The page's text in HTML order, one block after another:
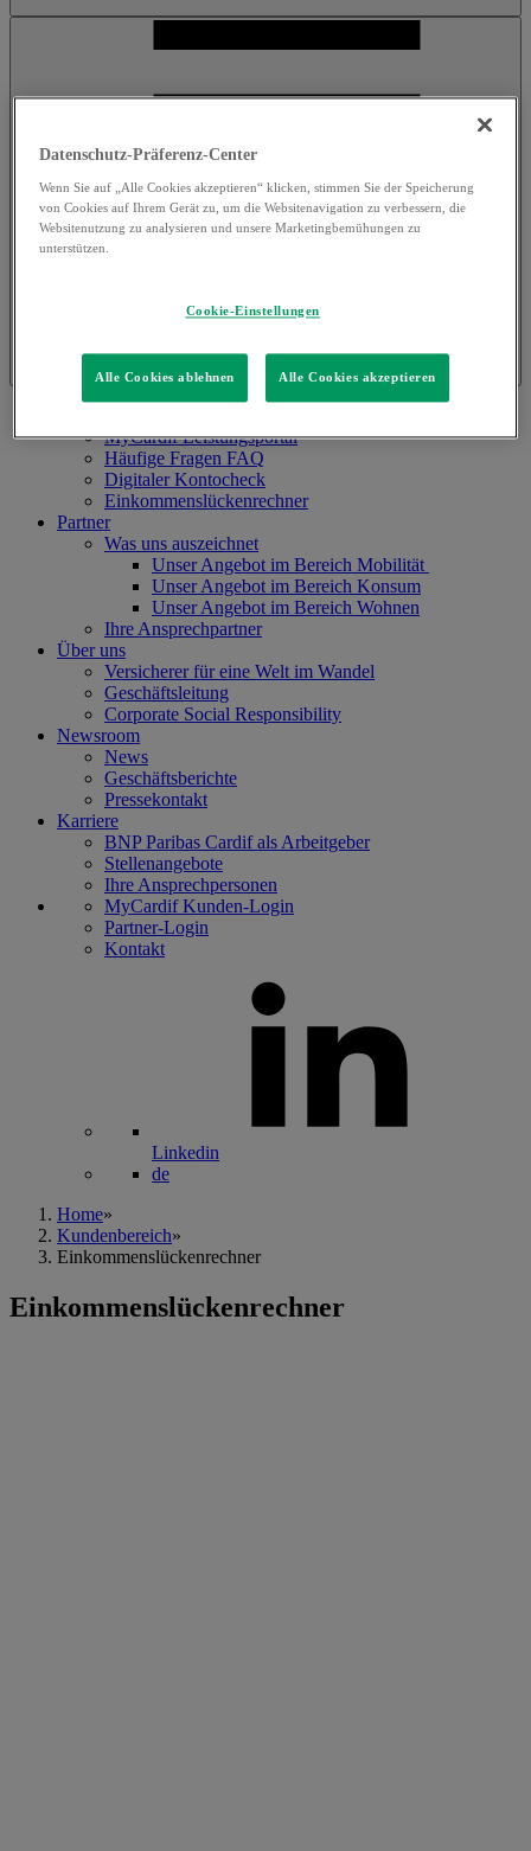
Menü
MyCardif Leistungsportal
Häufige Fragen FAQ
Digitaler Kontocheck
Einkommenslückenrechner
Partner
Was uns auszeichnet
Unser Angebot im Bereich Mobilität
Unser Angebot im Bereich Konsum
Unser Angebot im Bereich Wohnen
Ihre Ansprechpartner
Über uns
Versicherer für eine Welt im Wandel
Geschäftsleitung
Corporate Social Responsibility
Newsroom
News
Geschäftsberichte
Pressekontakt
Karriere
BNP Paribas Cardif als Arbeitgeber
Stellenangebote
Ihre Ansprechpersonen
MyCardif Kunden-Login
Partner-Login
Kontakt
Linkedin
de
Home»
Kundenbereich»
Einkommenslückenrechner
Einkommenslückenrechner
Datenschutz-Präferenz-Center
Wenn Sie auf „Alle Cookies akzeptieren“ klicken, stimmen Sie der Speicherung
von Cookies auf Ihrem Gerät zu, um die Websitenavigation zu verbessern, die
Websitenutzung zu analysieren und unsere Marketingbemühungen zu
unterstützen.
Cookie-Einstellungen
Alle Cookies ablehnen Alle Cookies akzeptieren